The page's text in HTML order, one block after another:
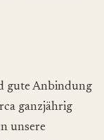
gute Anbindung
ganzjährig
unsere